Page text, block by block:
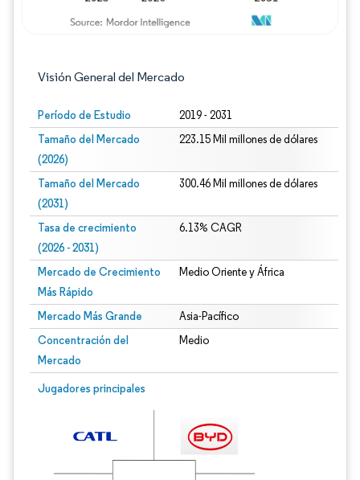
Visión General del Mercado
Período de Estudio 2019 - 2031
Tamaño del Mercado
(2026)
223.15 Mil millones de dólares
Tamaño del Mercado
(2031)
300.46 Mil millones de dólares
Tasa de crecimiento
(2026 - 2031)
6.13% CAGR
Mercado de Crecimiento
Más Rápido
Medio Oriente y África
Mercado Más Grande Asia-Pacífico
Concentración del
Mercado
Medio
Jugadores principales
Imagen © Mordor Intelligence. El uso requiere atribución según CC BY 4.0.